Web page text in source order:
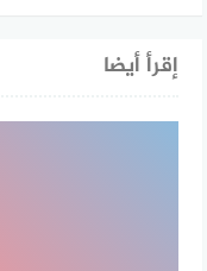
إقرأ أيضا